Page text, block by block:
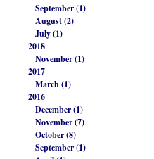
September (1)
August (2)
July (1)
2018
November (1)
2017
March (1)
2016
December (1)
November (7)
October (8)
September (1)